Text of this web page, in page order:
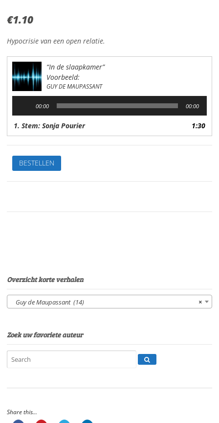
€1.10
Hypocrisie van een open relatie.
“In de slaapkamer”
Voorbeeld:
GUY DE MAUPASSANT
00:00 00:00
1. Stem: Sonja Pourier 1:30
de
slaapkamerVan:
MaupassantStem:
BESTELLEN
Overzicht korte verhalen
×
Guy de Maupassant (14)
Zoek uw favoriete auteur
Share this...